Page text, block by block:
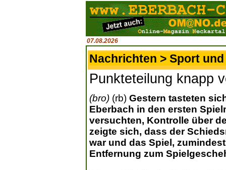
07.08.2026
Nachrichten > Sport
Punkteteilung knapp
(bro) (rb) Gestern tasteten
Eberbach in den ersten
versuchten, Kontrolle über
zeigte sich, dass der
war und das Spiel,
Entfernung zum